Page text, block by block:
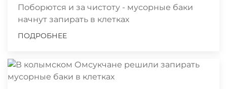
Поборются и за чистоту - мусорные баки
начнут запирать в клетках
ПОДРОБНЕЕ